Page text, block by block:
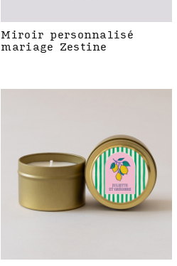
Miroir personnalisé
mariage Zestine